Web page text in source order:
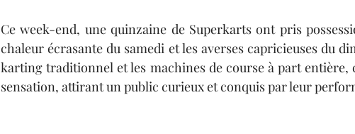
Ce week-end, une quinzaine de Superkarts ont pris
chaleur écrasante du samedi et les averses capricieuses du
karting traditionnel et les machines de course à part
sensation, attirant un public curieux et conquis par leur